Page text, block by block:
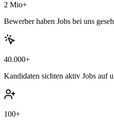
2 Mio+
Bewerber haben Jobs bei uns
40.000+
Kandidaten sichten aktiv Jobs auf
100+